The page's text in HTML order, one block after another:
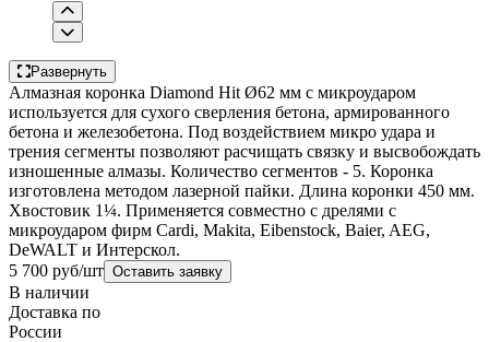
Развернуть
Алмазная коронка Diamond Hit Ø62 мм с микроударом
используется для сухого сверления бетона, армированного
бетона и железобетона. Под воздействием микро удара и
трения сегменты позволяют расчищать связку и высвобождать
изношенные алмазы. Количество сегментов - 5. Коронка
изготовлена методом лазерной пайки. Длина коронки 450 мм.
Хвостовик 1¼. Применяется совместно с дрелями с
микроударом фирм Cardi, Makita, Eibenstock, Baier, AEG,
DeWALT и Интерскол.
5 700 руб/шт Оставить заявку
В наличии
Доставка по
России